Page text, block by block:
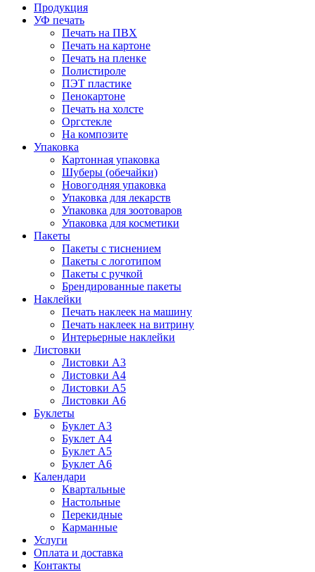
Продукция
УФ печать
Печать на ПВХ
Печать на картоне
Печать на пленке
Полистироле
ПЭТ пластике
Пенокартоне
Печать на холсте
Оргстекле
На композите
Упаковка
Картонная упаковка
Шуберы (обечайки)
Новогодняя упаковка
Упаковка для лекарств
Упаковка для зоотоваров
Упаковка для косметики
Пакеты
Пакеты с тиснением
Пакеты с логотипом
Пакеты с ручкой
Брендированные пакеты
Наклейки
Печать наклеек на машину
Печать наклеек на витрину
Интерьерные наклейки
Листовки
Листовки А3
Листовки А4
Листовки А5
Листовки А6
Буклеты
Буклет А3
Буклет А4
Буклет А5
Буклет А6
Календари
Квартальные
Настольные
Перекидные
Карманные
Услуги
Оплата и доставка
Контакты